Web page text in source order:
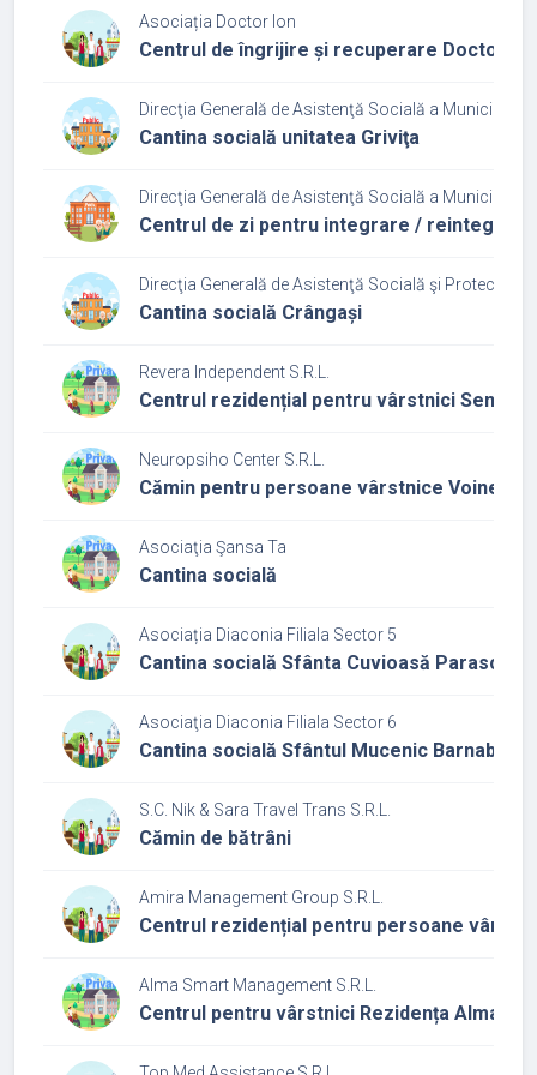
Asociația Doctor Ion
Centrul de îngrijire și recuperare Doctor Ion
Direcţia Generală de Asistenţă Socială a Municipiului
Cantina socială unitatea Griviţa
Direcţia Generală de Asistenţă Socială a Municipiului
Centrul de zi pentru integrare / reintegrare
Direcţia Generală de Asistenţă Socială şi Protecţia
Cantina socială Crângași
Revera Independent S.R.L.
Centrul rezidențial pentru vârstnici Senior
Neuropsiho Center S.R.L.
Cămin pentru persoane vârstnice Voineasa
Asociaţia Şansa Ta
Cantina socială
Asociația Diaconia Filiala Sector 5
Cantina socială Sfânta Cuvioasă
Asociaţia Diaconia Filiala Sector 6
Cantina socială Sfântul Mucenic Barnabas
S.C. Nik & Sara Travel Trans S.R.L.
Cămin de bătrâni
Amira Management Group S.R.L.
Centrul rezidențial pentru persoane
Alma Smart Management S.R.L.
Centrul pentru vârstnici Rezidența Alma